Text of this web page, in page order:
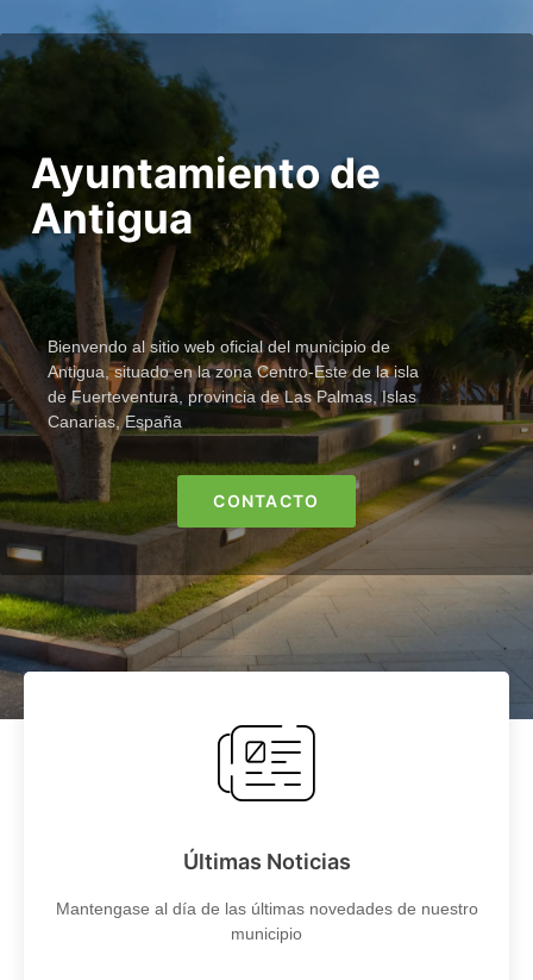
Ayuntamiento de
Antigua
Bienvendo al sitio web oficial del municipio de
Antigua, situado en la zona Centro-Este de la isla
de Fuerteventura, provincia de Las Palmas, Islas
Canarias, España
CONTACTO
Últimas Noticias
Mantengase al día de las últimas novedades de nuestro
municipio